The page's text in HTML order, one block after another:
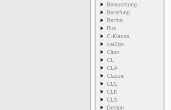
Beleuchtung
Bereifung
Bertha
Bus
C-Klasse
car2go
Citan
CL
CLA
Classic
CLC
CLK
CLS
Design